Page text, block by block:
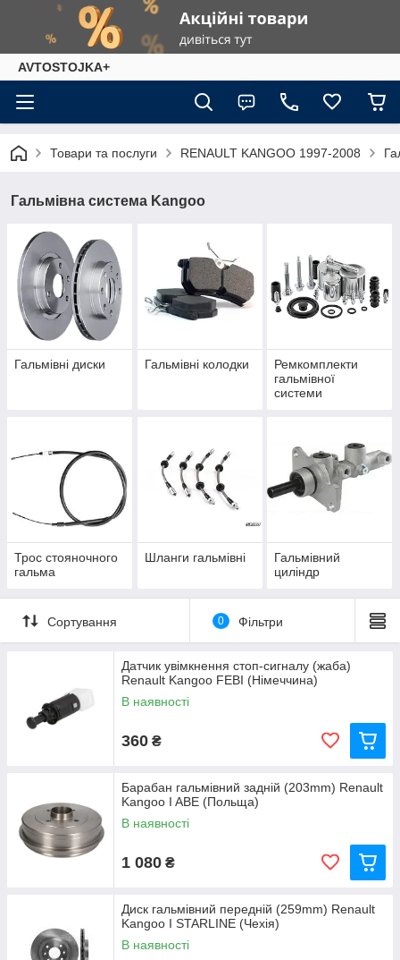
AVTOSTOJKA+
Товари та послуги RENAULT KANGOO 1997-2008
Гальмівна система Kangoo
Гальмівні диски Гальмівні колодки
Ремкомплекти
гальмівної
системи
Трос стояночного
гальма
Шланги гальмівні
Гальмівний
циліндр
Сортування 0 Фільтри
Датчик увімкнення стоп-сигналу (жаба)
Renault Kangoo FEBI (Німеччина)
В наявності
360 ₴
Барабан гальмівний задній (203mm) Renault
Kangoo I ABE (Польща)
В наявності
1 080 ₴
Диск гальмівний передній (259mm) Renault
Kangoo I STARLINE (Чехія)
В наявності